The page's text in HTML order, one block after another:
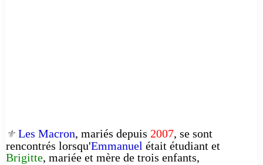
⚜️ Les Macron, mariés depuis 2007, se sont
rencontrés lorsqu'Emmanuel était étudiant et
Brigitte, mariée et mère de trois enfants,